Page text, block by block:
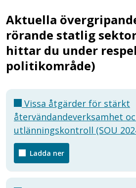
Aktuella
rörande statlig
hittar du under
politikområde)
Vissa åtgärder för stärkt
återvändandeverksamhet
utlänningskontroll (SOU
Ladda ner